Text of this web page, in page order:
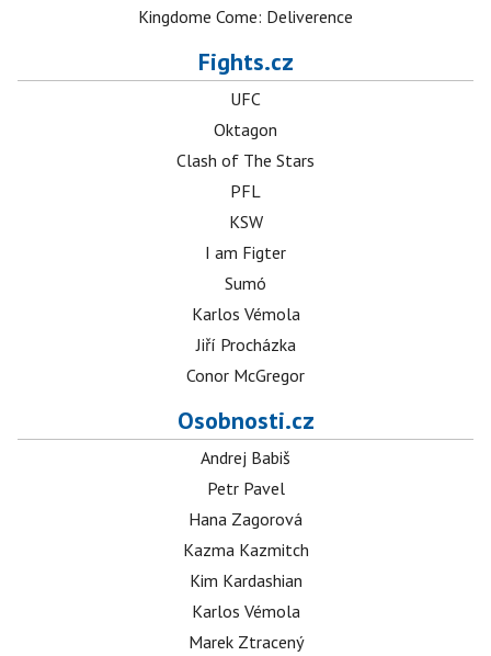
Kingdome Come: Deliverence
Fights.cz
UFC
Oktagon
Clash of The Stars
PFL
KSW
I am Figter
Sumó
Karlos Vémola
Jiří Procházka
Conor McGregor
Osobnosti.cz
Andrej Babiš
Petr Pavel
Hana Zagorová
Kazma Kazmitch
Kim Kardashian
Karlos Vémola
Marek Ztracený